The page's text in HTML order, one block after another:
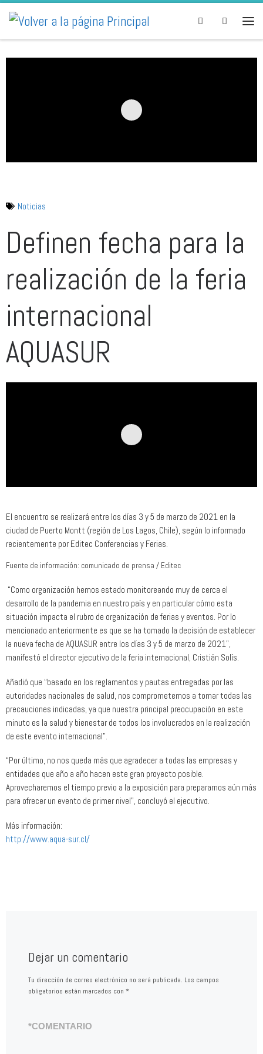
Skip to content Search
Noticias
Definen fecha para la
realización de la feria
internacional
AQUASUR
El encuentro se realizará entre los días 3 y 5 de marzo de 2021 en la
ciudad de Puerto Montt (región de Los Lagos, Chile), según lo informado
recientemente por Editec Conferencias y Ferias.
Fuente de información: comunicado de prensa / Editec
“Como organización hemos estado monitoreando muy de cerca el
desarrollo de la pandemia en nuestro país y en particular cómo esta
situación impacta el rubro de organización de ferias y eventos. Por lo
mencionado anteriormente es que se ha tomado la decisión de establecer
la nueva fecha de AQUASUR entre los días 3 y 5 de marzo de 2021”,
manifestó el director ejecutivo de la feria internacional, Cristián Solís.
Añadió que “basado en los reglamentos y pautas entregadas por las
autoridades nacionales de salud, nos comprometemos a tomar todas las
precauciones indicadas, ya que nuestra principal preocupación en este
minuto es la salud y bienestar de todos los involucrados en la realización
de este evento internacional”.
“Por último, no nos queda más que agradecer a todas las empresas y
entidades que año a año hacen este gran proyecto posible.
Aprovecharemos el tiempo previo a la exposición para prepararnos aún más
para ofrecer un evento de primer nivel”, concluyó el ejecutivo.
Más información:
http://www.aqua-sur.cl/
Dejar un comentario
Tu dirección de correo electrónico no será publicada. Los campos
obligatorios están marcados con *
COMENTARIO
*